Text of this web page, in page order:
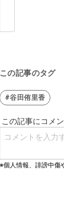
この記事のタグ
#谷田侑里香